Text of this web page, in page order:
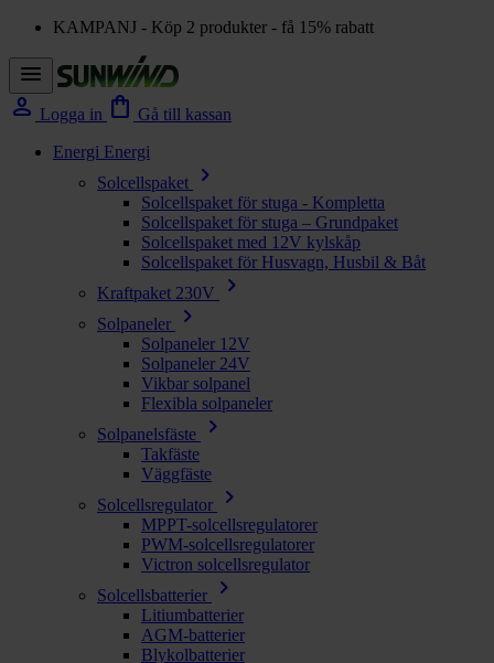
KAMPANJ - Köp 2 produkter - få 15% rabatt
menu
person Logga in shopping_bag Gå till kassan
Energi Energi
Solcellspaket
chevron_right
Solcellspaket för stuga - Kompletta
Solcellspaket för stuga – Grundpaket
Solcellspaket med 12V kylskåp
Solcellspaket för Husvagn, Husbil & Båt
Kraftpaket 230V
chevron_right
Solpaneler chevron_right
Solpaneler 12V
Solpaneler 24V
Vikbar solpanel
Flexibla solpaneler
Solpanelsfäste
chevron_right
Takfäste
Väggfäste
Solcellsregulator
chevron_right
MPPT-solcellsregulatorer
PWM-solcellsregulatorer
Victron solcellsregulator
Solcellsbatterier
chevron_right
Litiumbatterier
AGM-batterier
Blykolbatterier